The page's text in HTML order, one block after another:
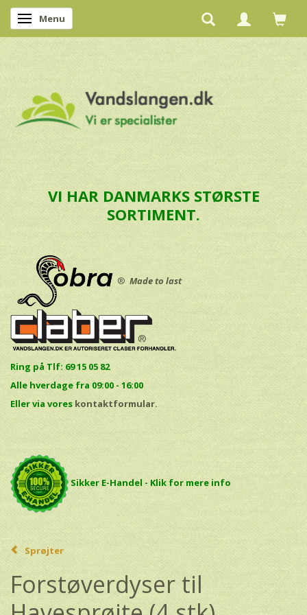
Skifte navigation
Menu
VI HAR DANMARKS STØRSTE
SORTIMENT.
® Made to last
Ring på Tlf: 69 15 05 82
Alle hverdage fra 09:00 - 16:00
Eller via vores kontaktformular.
Sikker E-Handel - Klik for mere info
Sprøjter
Forstøverdyser til